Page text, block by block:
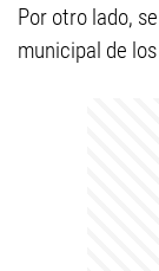
Por otro lado,
municipal de